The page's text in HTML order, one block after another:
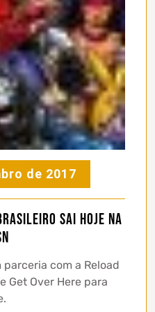
de 2017
sai hoje na
com a Reload
Get Over Here para